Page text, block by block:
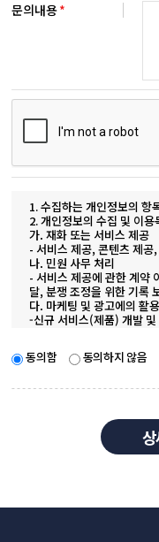
문의내용*
1. 수집하는 개인정보의 항
2. 개인정보의 수집 및 이용
가. 재화 또는 서비스 제공
- 서비스 제공, 콘텐츠 제공
나. 민원 사무 처리
- 서비스 제공에 관한 계약
달, 분쟁 조정을 위한 기록
다. 마케팅 및 광고에의 활용
-신규 서비스(제품) 개발
3. 개인정보의 보유 및 이용
가. 계약 또는 청약철회 등에
- 보존 기간 : 5년
- 보존 이유 : 전자상거래
- 보존 기간 : 5년
다. 소비자의 불만 또는 분
동의함 동의하지 않음